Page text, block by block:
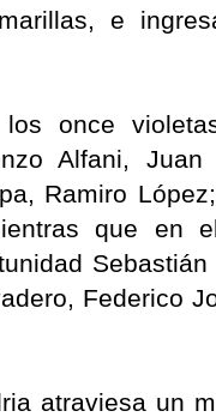
e
los once
Alfani,
Ramiro
que en
Federico
atraviesa un